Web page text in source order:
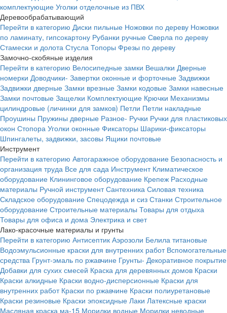
комплектующие Уголки отделочные из ПВХ
Деревообрабатывающий
Перейти в категорию Диски пильные Ножовки по дереву Ножовки
по ламинату, гипсокартону Рубанки ручные Сверла по дереву
Стамески и долота Стусла Топоры Фрезы по дереву
Замочно-скобяные изделия
Перейти в категорию Велосипедные замки Вешалки Дверные
номерки Доводчики- Завертки оконные и форточные Задвижки
Задвижки дверные Замки врезные Замки кодовые Замки навесные
Замки почтовые Защелки Комплектующие Крючки Механизмы
цилиндровые (личинки для замков) Петли Петли накладные
Проушины Пружины дверные Разное- Ручки Ручки для пластиковых
окон Стопора Уголки оконные Фиксаторы Шарики-фиксаторы
Шпингалеты, задвижки, засовы Ящики почтовые
Инструмент
Перейти в категорию Автогаражное оборудование Безопасность и
организация труда Все для сада Инструмент Климатическое
оборудование Клининговое оборудование Крепеж Расходные
материалы Ручной инструмент Сантехника Силовая техника
Складское оборудование Спецодежда и сиз Станки Строительное
оборудование Строительные материалы Товары для отдыха
Товары для офиса и дома Электрика и свет
Лако-красочные материалы и грунты
Перейти в категорию Антисептик Аэрозоли Белила титановые
Водоэмульсионные краски для внутренних работ Вспомогательные
средства Грунт-эмаль по ржавчине Грунты- Декоративное покрытие
Добавки для сухих смесей Краска для деревянных домов Краски
Краски алкидные Краски водно-дисперсионные Краски для
внутренних работ Краски по ржавчине Краски полиуретановые
Краски резиновые Краски эпоксидные Лаки Латексные краски
Масляная краска ма-15 Морилки водные Морилки неводные